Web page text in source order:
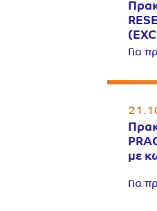
Για
με
Για